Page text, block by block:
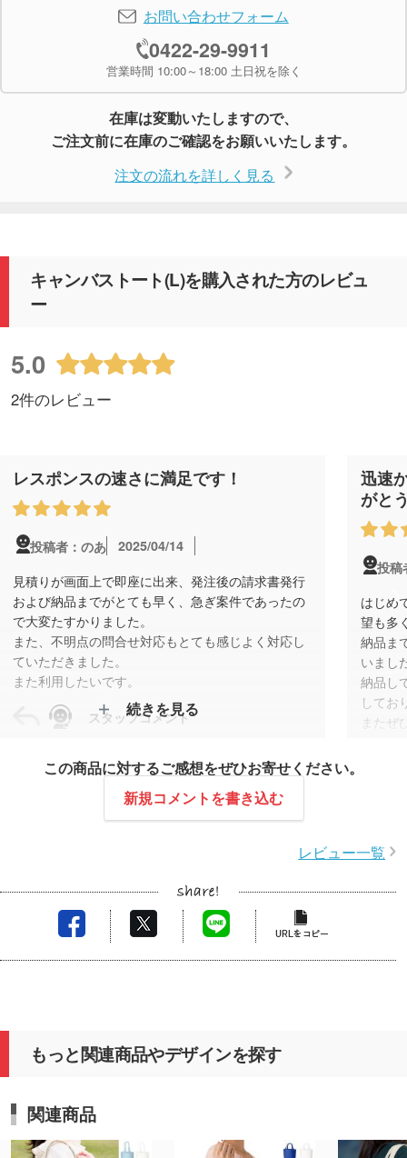
お問い合わせフォーム
0422-29-9911
営業時間 10:00～18:00 土日祝を除く
在庫は変動いたしますので、
ご注文前に在庫のご確認をお願いいたします。
注文の流れを詳しく見る
キャンバストート(L)を購入された方のレビュ
ー
5.0
2件のレビュー
レスポンスの速さに満足です！
投稿者：のあ
2025/04/14
見積りが画面上で即座に出来、発注後の請求書発行
および納品までがとても早く、急ぎ案件であったの
で大変たすかりました。
また、不明点の問合せ対応もとても感じよく対応し
ていただきました。
また利用したいです。
スタッフコメント
ます。
自動見積が即時に行えたことや、発注後のスムーズ
グへの変更をご提案させていただきましたが、
ご満足いただけて大変光栄でございます。
今後もご期待に添えるよう、迅速かつ丁寧な対応を
続きを見る
迅速
がと
投稿
はじめ
望も多
納品ま
いまし
納品し
してお
またぜ
この商品に対するご感想をぜひお寄せください。
新規コメントを書き込む
レビュー一覧
もっと関連商品やデザインを探す
関連商品